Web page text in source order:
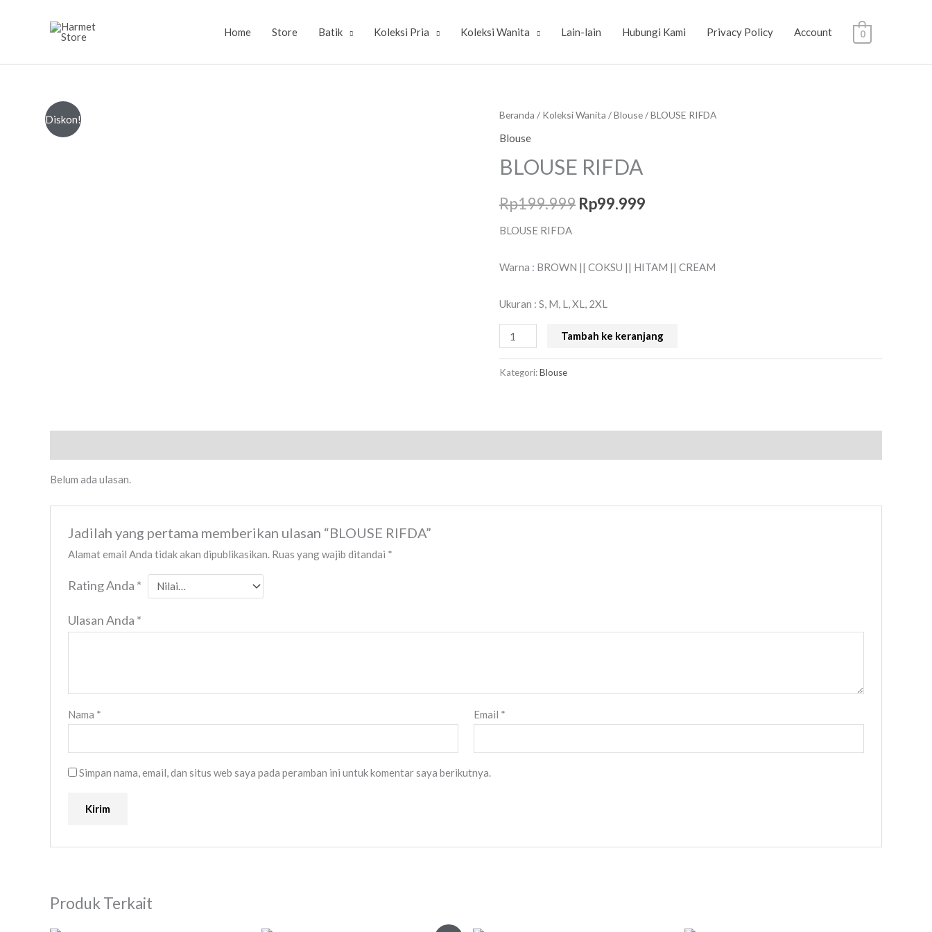
Home Store Batik Koleksi Pria Koleksi Wanita Lain-lain Hubungi Kami Privacy Policy Account 0
Diskon! Beranda / Koleksi Wanita /Blouse/ BLOUSE RIFDA
Blouse
BLOUSE RIFDA
Rp199.999
Harga
adalah:
Rp199.999.
Rp99.999
Harga
BLOUSE RIFDA
Warna : BROWN || COKSU || HITAM || CREAM
Ukuran : S, M, L, XL, 2XL
Kuantitas
BLOUSE
Tambah ke keranjang
Kategori:Blouse
Belum ada ulasan.
Jadilah yang pertama memberikan ulasan “BLOUSE RIFDA”
Alamat email Anda tidak akan dipublikasikan. Ruas yang wajib ditandai *
Rating Anda *
Ulasan Anda *
Nama * Email *
Simpan nama, email, dan situs web saya pada peramban ini untuk komentar saya berikutnya.
Produk Terkait